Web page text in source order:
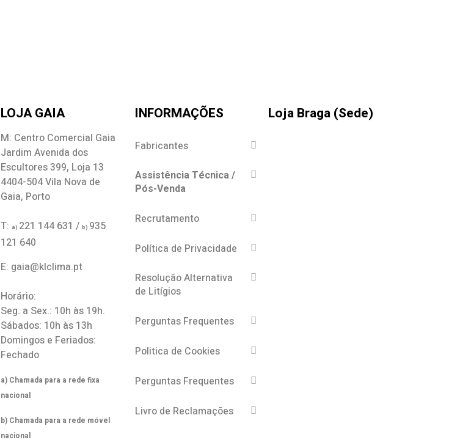
LOJA GAIA
M: Centro Comercial Gaia
Jardim Avenida dos
Escultores 399, Loja 13
4404-504 Vila Nova de
Gaia, Porto
T: a) 221 144 631 /b) 935
121 640
E: gaia@klclima.pt
Horário:
Seg. a Sex.: 10h às 19h.
Sábados: 10h às 13h
Domingos e Feriados:
Fechado
a) Chamada para a rede fixa
nacional
b) Chamada para a rede móvel
nacional
INFORMAÇÕES
Fabricantes
Assistência Técnica /
Pós-Venda
Recrutamento
Política de Privacidade
Resolução Alternativa
de Litígios
Perguntas Frequentes
Politica de Cookies
Perguntas Frequentes
Livro de Reclamações
Loja Braga (Sede)